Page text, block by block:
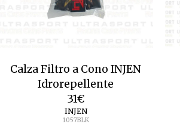
Calza Filtro a Cono INJEN
Idrorepellente
31€
INJEN
1057BLK